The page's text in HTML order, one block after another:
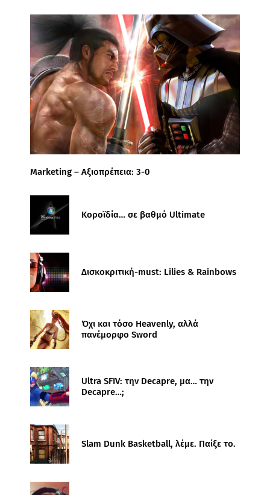
Marketing – Αξιοπρέπεια: 3-0
Κοροϊδία… σε βαθμό Ultimate
Δισκοκριτική-must: Lilies & Rainbows
Όχι και τόσο Heavenly, αλλά
πανέμορφο Sword
Ultra SFIV: την Decapre, μα… την
Decapre…;
Slam Dunk Basketball, λέμε. Παίξε το.